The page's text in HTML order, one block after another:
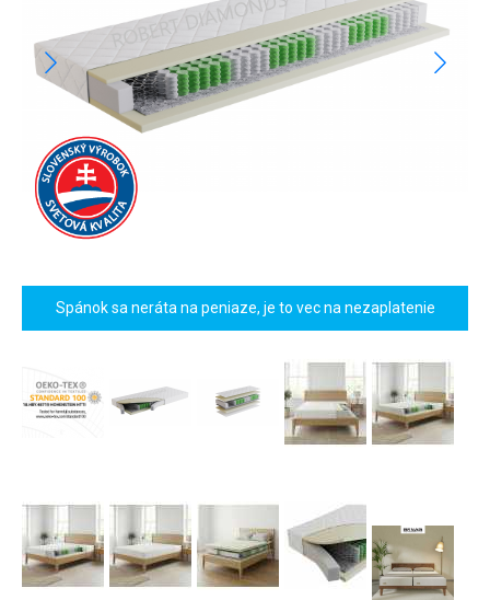
Spánok sa neráta na peniaze, je to vec na nezaplatenie